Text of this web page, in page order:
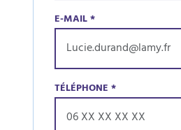
E-MAIL*
TÉLÉPHONE*